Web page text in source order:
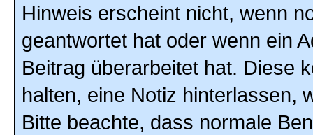
Hinweis erscheint nicht, wenn
geantwortet hat oder wenn ein
Beitrag überarbeitet hat. Diese
halten, eine Notiz hinterlassen,
Bitte beachte, dass normale